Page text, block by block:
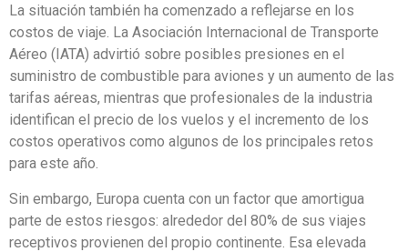
La situación también ha comenzado a reflejarse en los
costos de viaje. La Asociación Internacional de Transporte
Aéreo (IATA) advirtió sobre posibles presiones en el
suministro de combustible para aviones y un aumento de las
tarifas aéreas, mientras que profesionales de la industria
identifican el precio de los vuelos y el incremento de los
costos operativos como algunos de los principales retos
para este año.
Sin embargo, Europa cuenta con un factor que amortigua
parte de estos riesgos: alrededor del 80% de sus viajes
receptivos provienen del propio continente. Esa elevada